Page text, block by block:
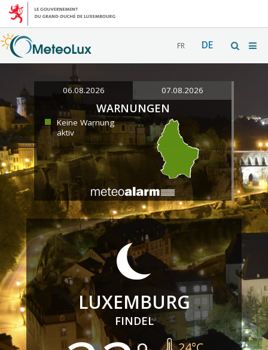
FR DE
06.08.2026 07.08.2026
WARNUNGEN
Keine Warnung
aktiv
LUXEMBURG
FINDEL